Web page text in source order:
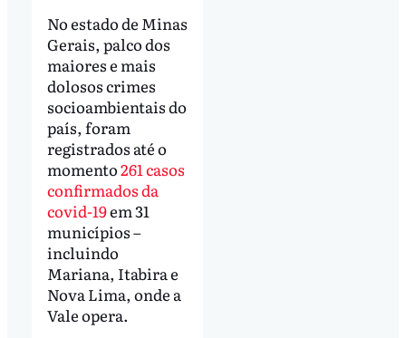
No estado de Minas
Gerais, palco dos
maiores e mais
dolosos crimes
socioambientais do
país, foram
registrados até o
momento261 casos
confirmados da
covid-19em 31
municípios –
incluindo
Mariana, Itabira e
Nova Lima, onde a
Vale opera.